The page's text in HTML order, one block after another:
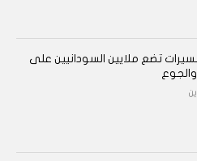
تضع ملايين السودانيين على